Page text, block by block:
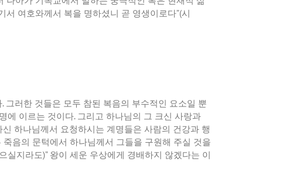
서 여호와께서 복을 명하셨니 곧 영생이로다”(시
. 그러한 것들은 모두 참된 복음의 부수적인 요소일 뿐
에 이르는 것이다. 그리고 하나님의 그 크신 사랑과
신 하나님께서 요청하시는 계명들은 사람의 건강과 행
죽음의 문턱에서 하나님께서 그들을 구원해 주실 것을
실지라도)” 왕이 세운 우상에게 경배하지 않겠다는 이